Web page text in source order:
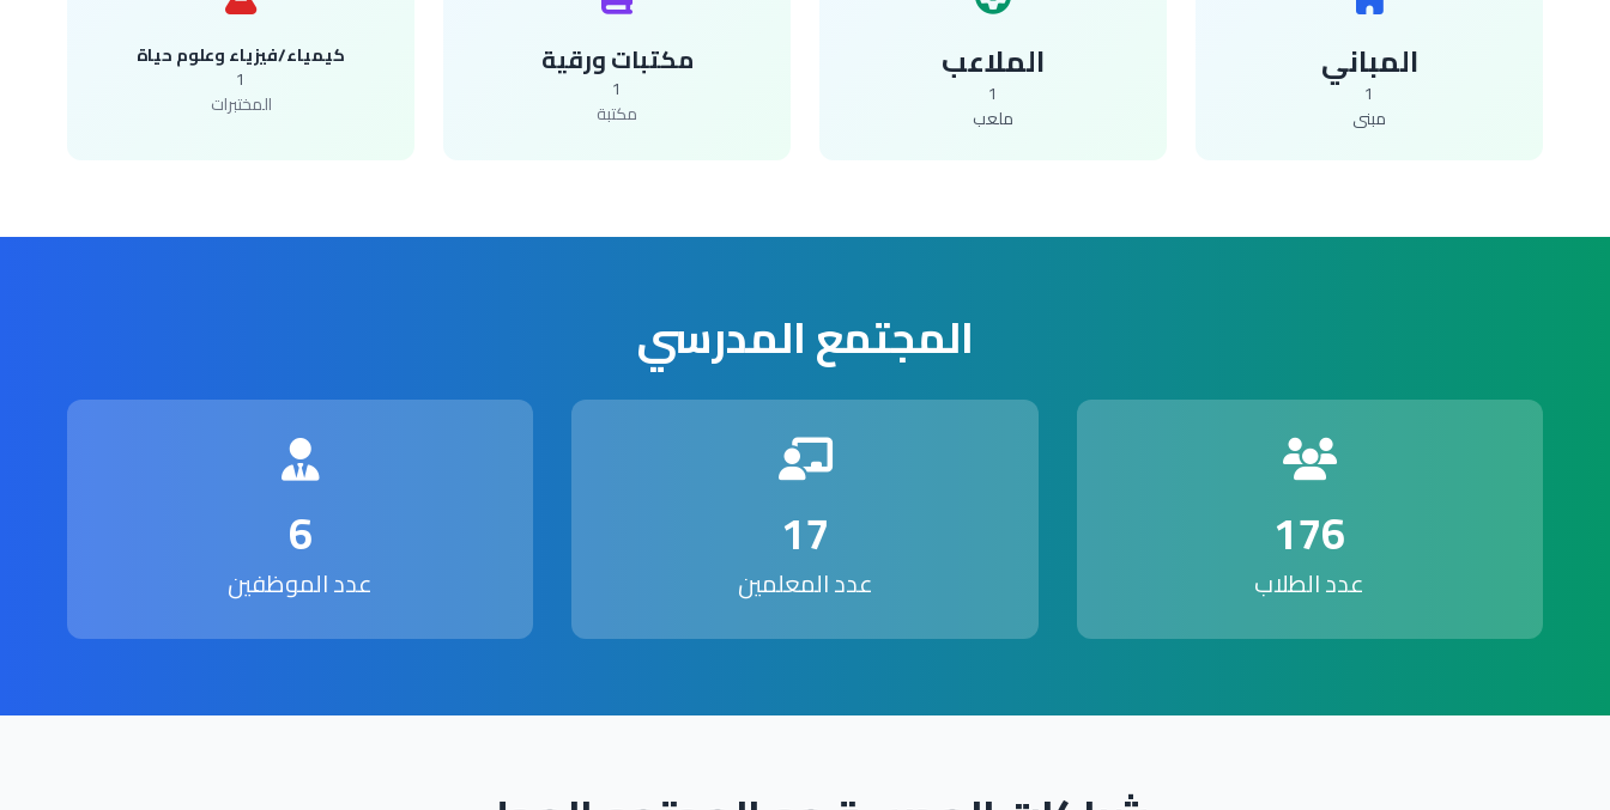
المباني
1
مبنى
الملاعب
1
ملعب
مكتبات ورقية
1
مكتبة
كيمياء/فيزياء وعلوم حياة
1
المختبرات
المجتمع المدرسي
176
عدد الطلاب
17
عدد المعلمين
6
عدد الموظفين